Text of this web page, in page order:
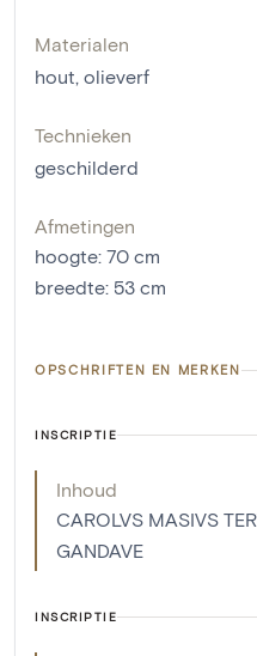
Materialen
hout, olieverf
Technieken
geschilderd
Afmetingen
hoogte: 70 cm
breedte: 53 cm
OPSCHRIFTEN EN MERKEN
INSCRIPTIE
Inhoud
CAROLVS MASIVS
GANDAVE
INSCRIPTIE